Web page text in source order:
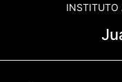
INSTITUTO